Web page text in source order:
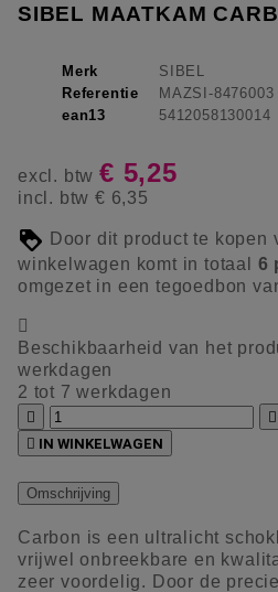
SIBEL MAATKAM
Merk
SIBEL
Referentie
MAZSI-8476003
ean13
5412058130014
excl. btw € 5,25
incl. btw € 6,35
Door dit product te
winkelwagen komt in totaal 6
omgezet in een tegoedbon

Beschikbaarheid van het
werkdagen
2 tot 7 werkdagen


 IN WINKELWAGEN
Omschrijving
Carbon is een ultralicht
vrijwel onbreekbare en
zeer voordelig. Door de